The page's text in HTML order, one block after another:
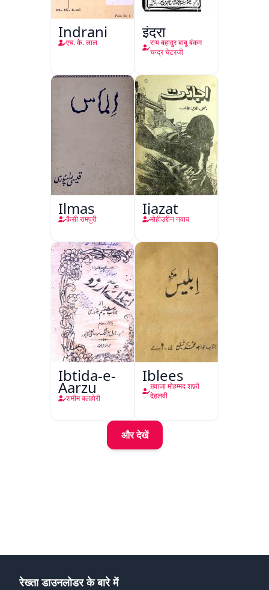
Indrani
एच. के. लाल
इंद्रा
राय बहादुर बाबू बंकम
चन्द्र चेटरजी
Ilmas
क़ैसी रामपुरी
Ijazat
मोहीउद्दीन नवाब
Ibtida-e-
Aarzu
शमीम बलहोरी
Iblees
ख़्वाजा मोहम्मद शफ़ी
देहलवी
और देखें
रेख्ता डाउनलोडर के बारे में